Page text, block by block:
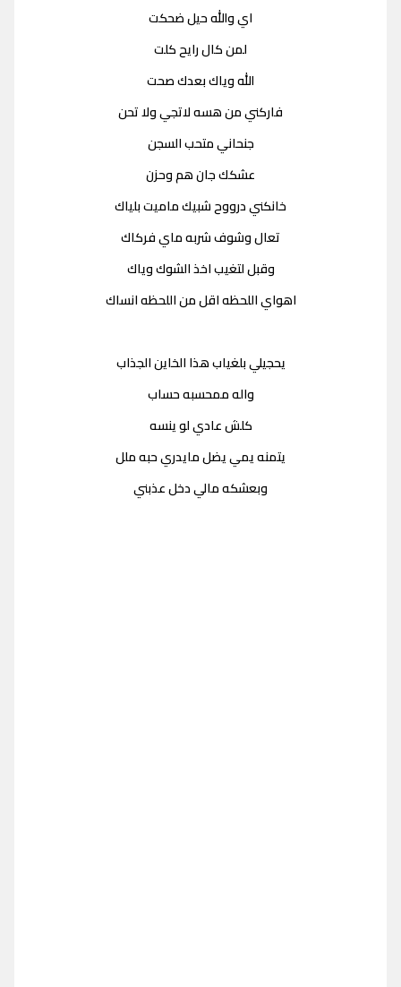
اي والله حيل ضحكت
لمن كال رايح كلت
الله وياك بعدك صحت
فاركني من هسه لاتجي ولا تحن
جنحاني متحب السجن
عشكك جان هم وحزن
خانكني درووح شبيك ماميت بلياك
تعال وشوف شربه ماي فركاك
وقبل لتغيب اخذ الشوك وياك
اهواي اللحظه اقل من اللحظه انساك
يحجيلي بلغياب هذا الخاين الجذاب
واله ممحسبه حساب
كلش عادي لو ينسه
يتمنه يمي يضل مايدري حبه ملل
وبعشكه مالي دخل عذبني